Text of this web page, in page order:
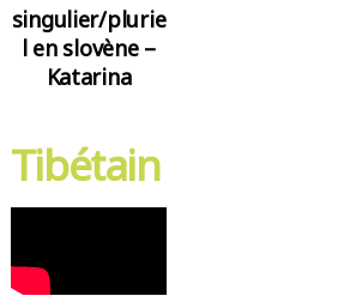
singulier/plurie
l en slovène –
Katarina
Tibétain